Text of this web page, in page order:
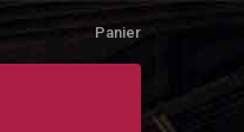
Panier